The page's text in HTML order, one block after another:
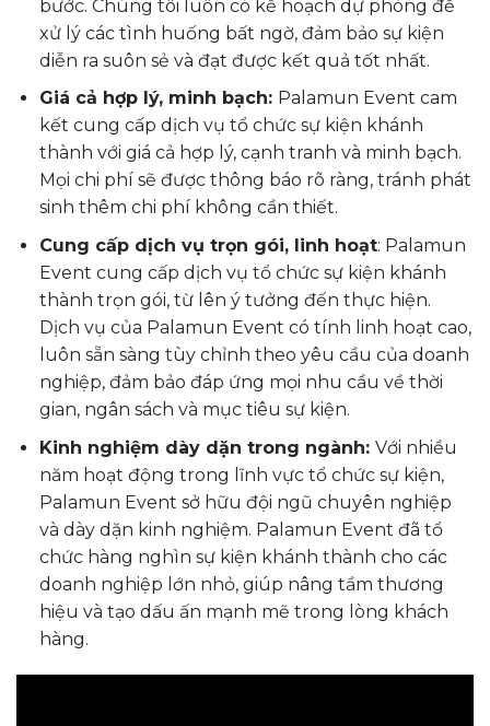
bước. Chúng tôi luôn có kế hoạch dự phòng để
xử lý các tình huống bất ngờ, đảm bảo sự kiện
diễn ra suôn sẻ và đạt được kết quả tốt nhất.
Giá cả hợp lý, minh bạch: Palamun Event cam
kết cung cấp dịch vụ tổ chức sự kiện khánh
thành với giá cả hợp lý, cạnh tranh và minh bạch.
Mọi chi phí sẽ được thông báo rõ ràng, tránh phát
sinh thêm chi phí không cần thiết.
Cung cấp dịch vụ trọn gói, linh hoạt: Palamun
Event cung cấp dịch vụ tổ chức sự kiện khánh
thành trọn gói, từ lên ý tưởng đến thực hiện.
Dịch vụ của Palamun Event có tính linh hoạt cao,
luôn sẵn sàng tùy chỉnh theo yêu cầu của doanh
nghiệp, đảm bảo đáp ứng mọi nhu cầu về thời
gian, ngân sách và mục tiêu sự kiện.
Kinh nghiệm dày dặn trong ngành: Với nhiều
năm hoạt động trong lĩnh vực tổ chức sự kiện,
Palamun Event sở hữu đội ngũ chuyên nghiệp
và dày dặn kinh nghiệm. Palamun Event đã tổ
chức hàng nghìn sự kiện khánh thành cho các
doanh nghiệp lớn nhỏ, giúp nâng tầm thương
hiệu và tạo dấu ấn mạnh mẽ trong lòng khách
hàng.